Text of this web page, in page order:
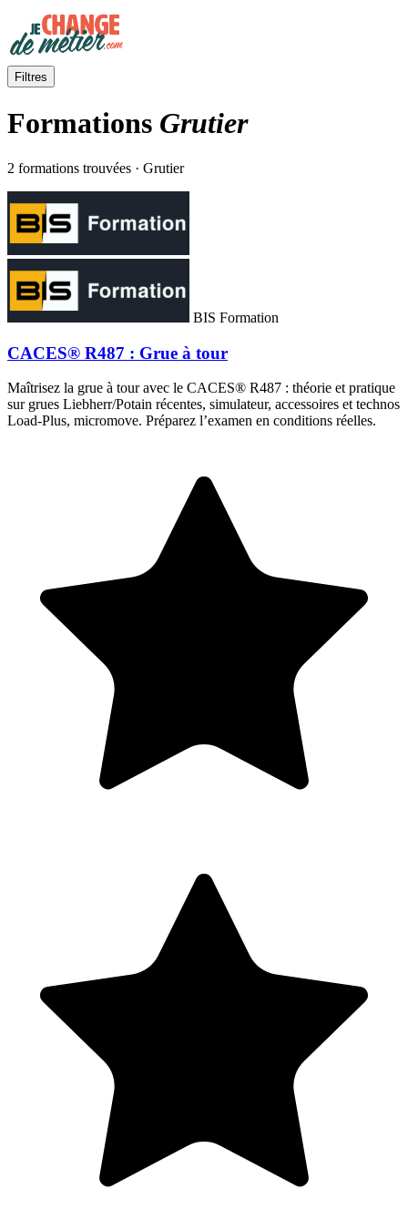
Filtres
Formations Grutier
2 formations trouvées · Grutier
BIS Formation
CACES® R487 : Grue à tour
Maîtrisez la grue à tour avec le CACES® R487 : théorie et pratique
sur grues Liebherr/Potain récentes, simulateur, accessoires et technos
Load-Plus, micromove. Préparez l’examen en conditions réelles.